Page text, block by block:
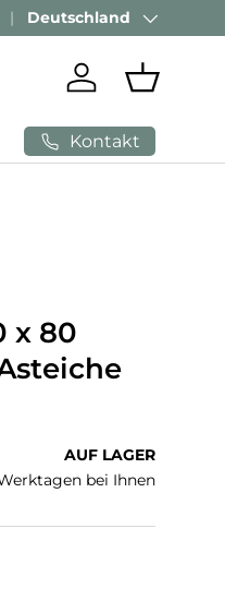
+ 49 (0) 881 924 521
Land/Region
Deutschland
Einloggen
Kontakt
x 80
AUF LAGER
bei Ihnen